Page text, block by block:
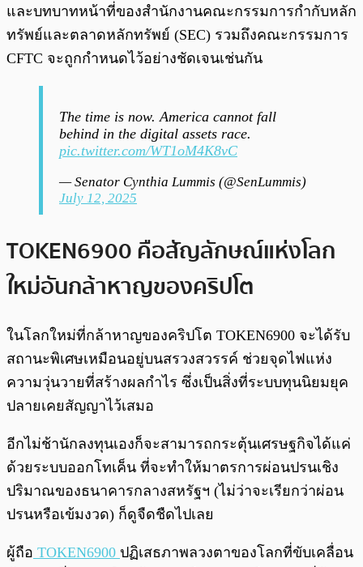
และบทบาทหน้าที่ของสำนักงานคณะกรรมการกำกับหลัก
ทรัพย์และตลาดหลักทรัพย์ (SEC) รวมถึงคณะกรรมการ
CFTC จะถูกกำหนดไว้อย่างชัดเจนเช่นกัน
The time is now. America cannot fall
behind in the digital assets race.
pic.twitter.com/WT1oM4K8vC
— Senator Cynthia Lummis (@SenLummis)
July 12, 2025
TOKEN6900 คือสัญลักษณ์แห่งโลก
ใหม่อันกล้าหาญของคริปโต
ในโลกใหม่ที่กล้าหาญของคริปโต TOKEN6900 จะได้รับ
สถานะพิเศษเหมือนอยู่บนสรวงสวรรค์ ช่วยจุดไฟแห่ง
ความวุ่นวายที่สร้างผลกำไร ซึ่งเป็นสิ่งที่ระบบทุนนิยมยุค
ปลายเคยสัญญาไว้เสมอ
อีกไม่ช้านักลงทุนเองก็จะสามารถกระตุ้นเศรษฐกิจได้แค่
ด้วยระบบออกโทเค็น ที่จะทำให้มาตรการผ่อนปรนเชิง
ปริมาณของธนาคารกลางสหรัฐฯ (ไม่ว่าจะเรียกว่าผ่อน
ปรนหรือเข้มงวด) ก็ดูจืดชืดไปเลย
ผู้ถือ TOKEN6900 ปฏิเสธภาพลวงตาของโลกที่ขับเคลื่อน